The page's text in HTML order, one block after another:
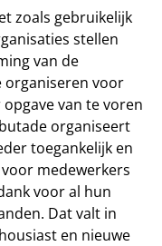
zoals gebruikelijk
stellen
van de
organiseren voor
van te voren
organiseert
toegankelijk en
medewerkers
voor al hun
Dat valt in
en nieuwe